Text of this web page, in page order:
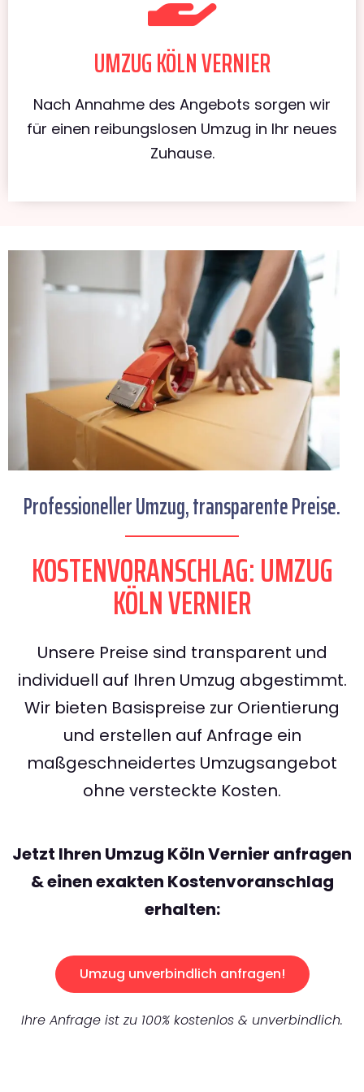
UMZUG KÖLN VERNIER
Nach Annahme des Angebots sorgen wir
für einen reibungslosen Umzug in Ihr neues
Zuhause.
Professioneller Umzug, transparente Preise.
KOSTENVORANSCHLAG: UMZUG
KÖLN VERNIER
Unsere Preise sind transparent und
individuell auf Ihren Umzug abgestimmt.
Wir bieten Basispreise zur Orientierung
und erstellen auf Anfrage ein
maßgeschneidertes Umzugsangebot
ohne versteckte Kosten.
Jetzt Ihren Umzug Köln Vernier anfragen
& einen exakten Kostenvoranschlag
erhalten:
Umzug unverbindlich anfragen!
Ihre Anfrage ist zu 100% kostenlos & unverbindlich.